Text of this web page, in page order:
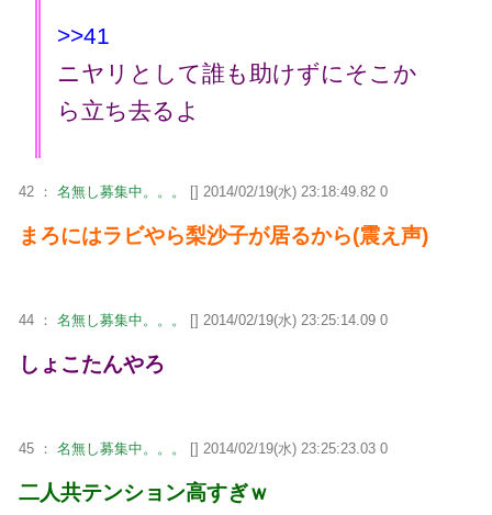
>>41
ニヤリとして誰も助けずにそこか
ら立ち去るよ
42 ： 名無し募集中。。。 [] 2014/02/19(水) 23:18:49.82 0
まろにはラビやら梨沙子が居るから(震え声)
44 ： 名無し募集中。。。 [] 2014/02/19(水) 23:25:14.09 0
しょこたんやろ
45 ： 名無し募集中。。。 [] 2014/02/19(水) 23:25:23.03 0
二人共テンション高すぎｗ